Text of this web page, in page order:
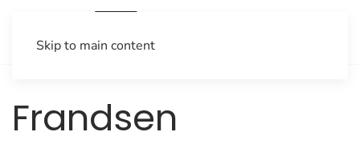
Skip to main content
Frandsen